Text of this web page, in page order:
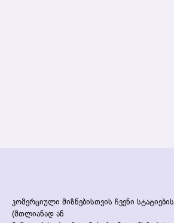
კომერციული მიზნებისთვის ჩვენი სტატიების
(მთლიანად ან